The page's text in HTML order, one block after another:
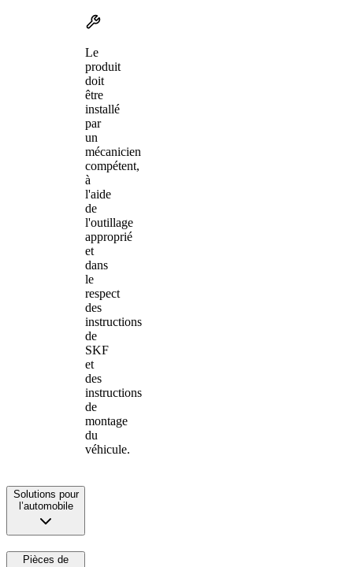
Le
produit
doit
être
installé
par
un
mécanicien
compétent,
à
l'aide
de
l'outillage
approprié
et
dans
le
respect
des
instructions
de
SKF
et
des
instructions
de
montage
du
véhicule.
Solutions pour
l’automobile
Pièces de